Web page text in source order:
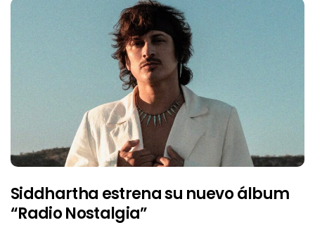
Siddhartha estrena su nuevo álbum
“Radio Nostalgia”